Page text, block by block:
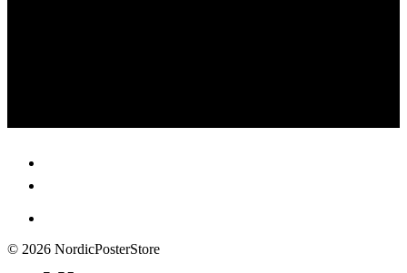
© 2026 NordicPosterStore